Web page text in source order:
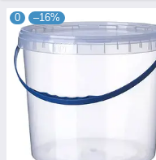
0 –16%